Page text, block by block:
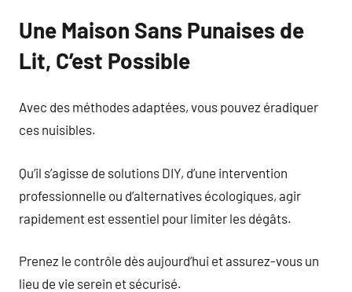
Une Maison Sans Punaises de
Lit, C’est Possible
Avec des méthodes adaptées, vous pouvez éradiquer
ces nuisibles.
Qu’il s’agisse de solutions DIY, d’une intervention
professionnelle ou d’alternatives écologiques, agir
rapidement est essentiel pour limiter les dégâts.
Prenez le contrôle dès aujourd’hui et assurez-vous un
lieu de vie serein et sécurisé.